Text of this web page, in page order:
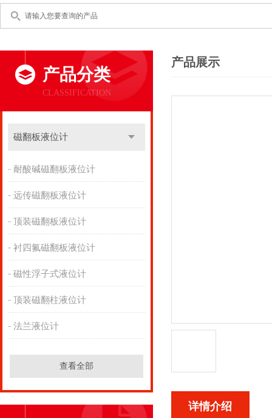
产品分类
CLASSIFICATION
磁翻板液位计
耐酸碱磁翻板液位计
远传磁翻板液位计
顶装磁翻板液位计
衬四氟磁翻板液位计
磁性浮子式液位计
顶装磁翻柱液位计
法兰液位计
查看全部
产品展示
详情介绍